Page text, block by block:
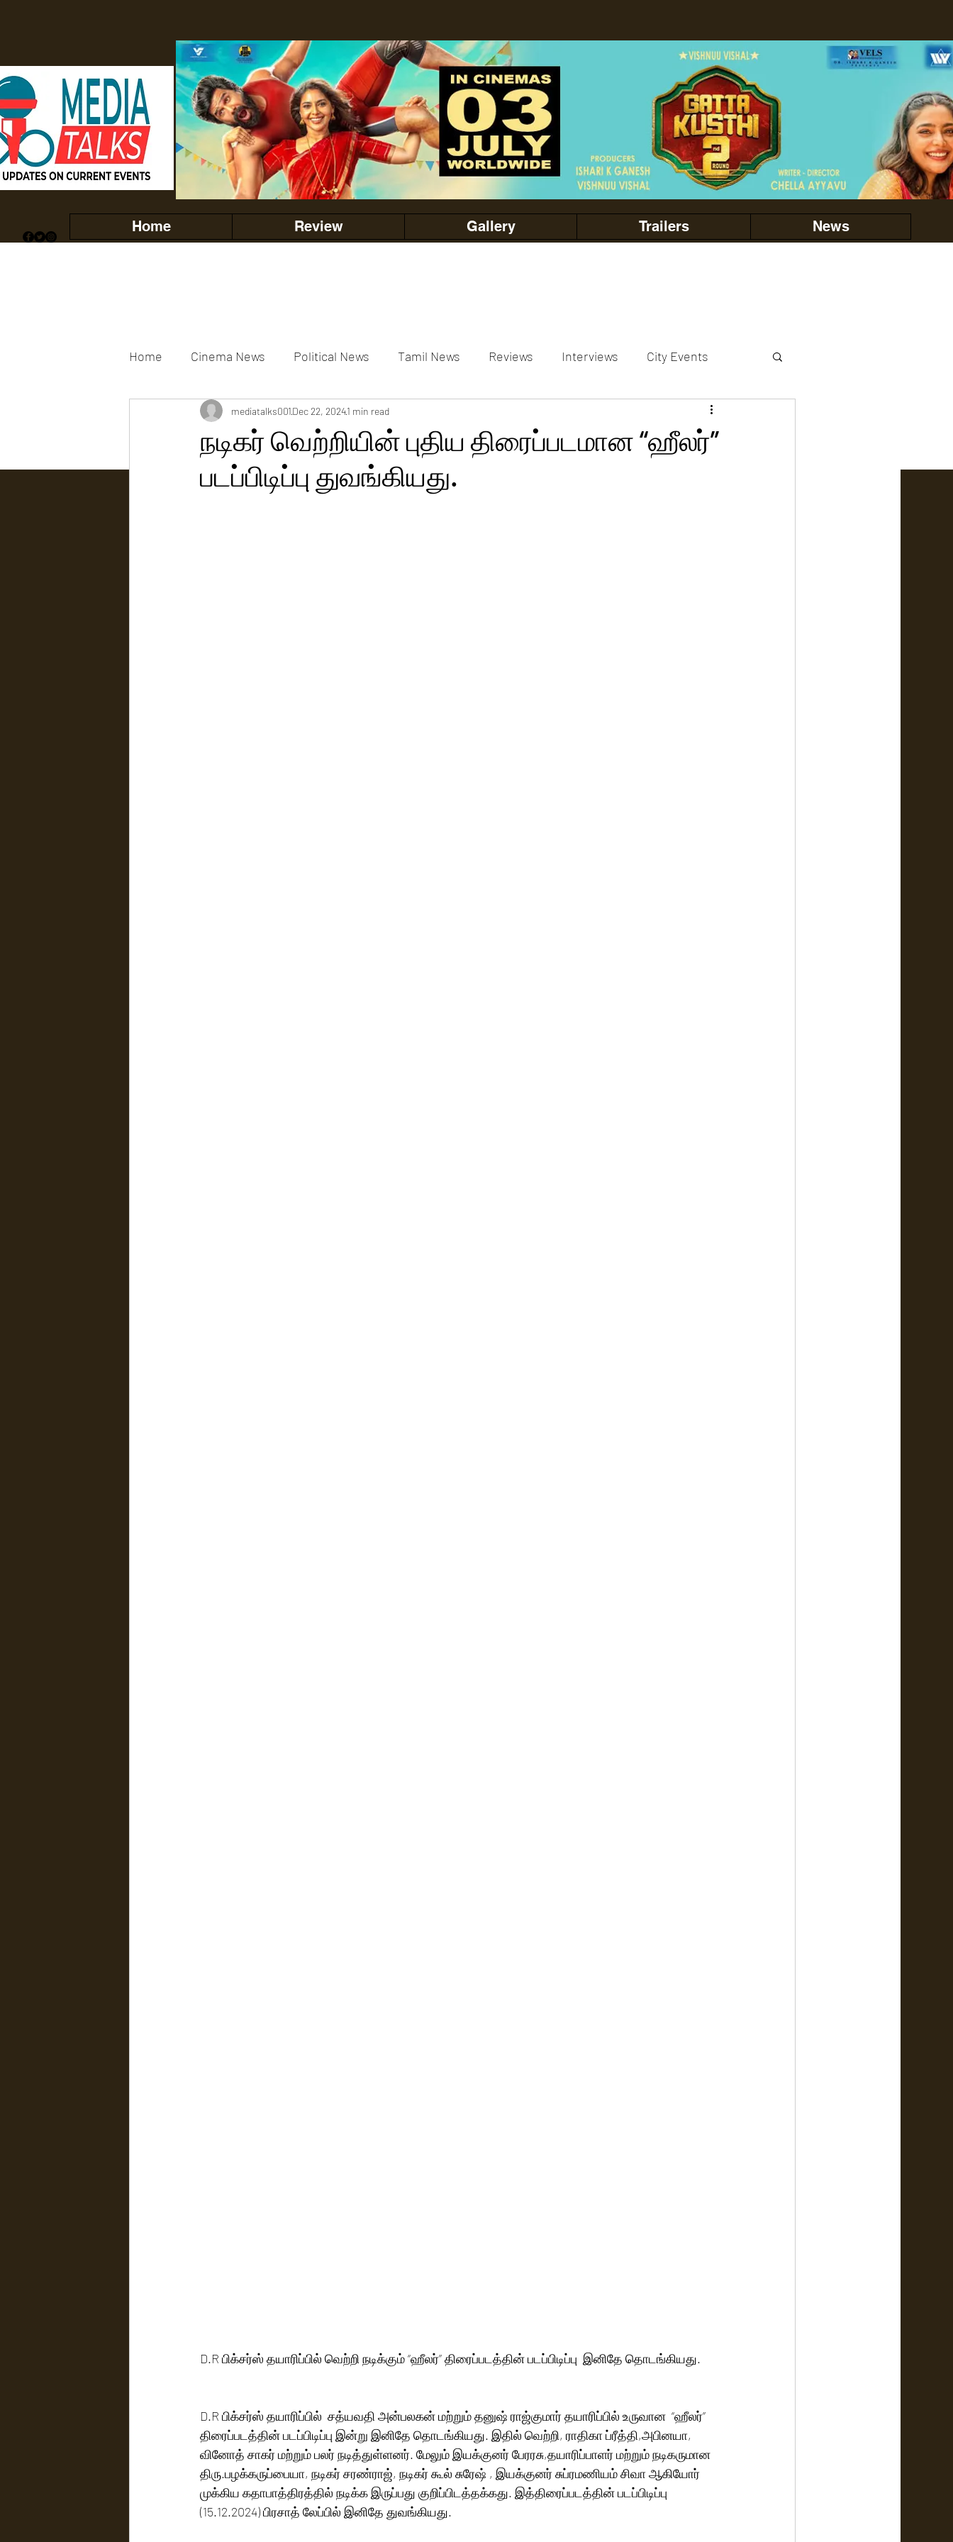
Home Review Gallery Trailers News
Home Cinema News Political News Tamil News Reviews Interviews City Events
Movies Gallery Actress Gallery Events Gallery actors gallery
Tv news
நடிகர் வெற்றியின் புதிய திரைப்படமான “ஹீலர்”
படப்பிடிப்பு துவங்கியது.
mediatalks001Dec 22, 20241 min read
D.R பிக்சர்ஸ் தயாரிப்பில் வெற்றி நடிக்கும் “ஹீலர்” திரைப்படத்தின் படப்பிடிப்பு  இனிதே தொடங்கியது.
D.R பிக்சர்ஸ் தயாரிப்பில்  சத்யவதி அன்பலகன் மற்றும் தனுஷ் ராஜ்குமார் தயாரிப்பில் உருவான  “ஹீலர்”
திரைப்படத்தின் படப்பிடிப்பு இன்று இனிதே தொடங்கியது. இதில் வெற்றி, ராதிகா ப்ரீத்தி,அபினயா,
வினோத் சாகர் மற்றும் பலர் நடித்துள்ளனர். மேலும் இயக்குனர் பேரரசு,தயாரிப்பாளர் மற்றும் நடிகருமான
திரு.பழக்கருப்பையா, நடிகர் சரண்ராஜ், நடிகர் கூல் சுரேஷ் , இயக்குனர் சுப்ரமணியம் சிவா ஆகியோர்
முக்கிய கதாபாத்திரத்தில் நடிக்க இருப்பது குறிப்பிடத்தக்கது. இத்திரைப்படத்தின் படப்பிடிப்பு
(15.12.2024) பிரசாத் லேப்பில் இனிதே துவங்கியது.